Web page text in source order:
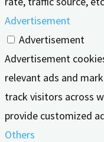
Advertisement
Advertisement
Advertisement
relevant ads and
track visitors across
provide customized
Others